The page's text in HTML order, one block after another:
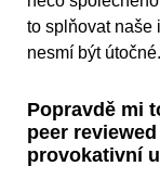
to splňovat naše
nesmí být útočné.
Popravdě mi
peer
provokativní